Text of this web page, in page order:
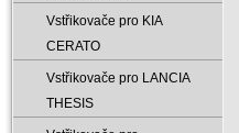
Vstřikovače pro KIA
CERATO
Vstřikovače pro LANCIA
THESIS